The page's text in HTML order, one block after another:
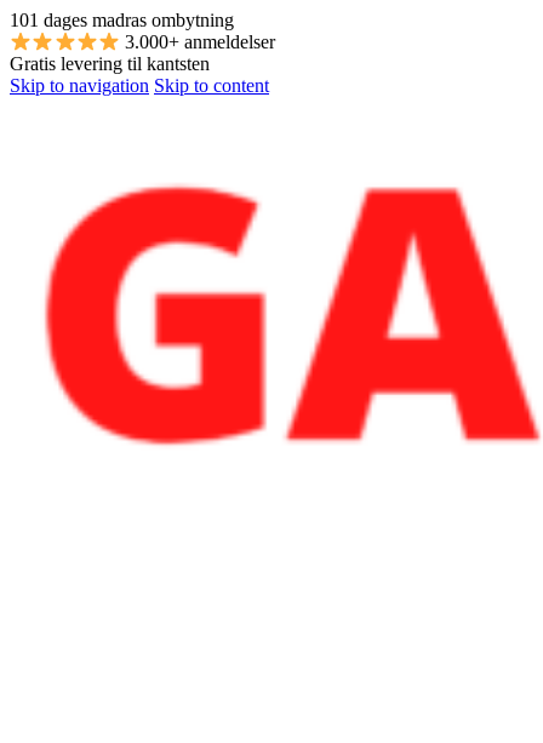
101 dages madras ombytning
3.000+ anmeldelser
Gratis levering til kantsten
Skip to navigation Skip to content